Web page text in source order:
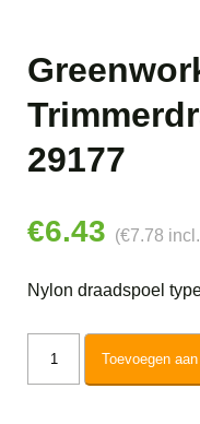
29177
€6.43 (€7.78
Nylon draadspoel
Trimmerdraad
Toevoegen